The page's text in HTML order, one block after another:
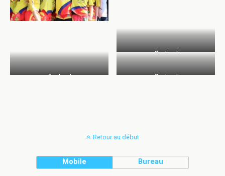
flashsgl
flashsgl flashsgl
Retour au début
Mobile Bureau